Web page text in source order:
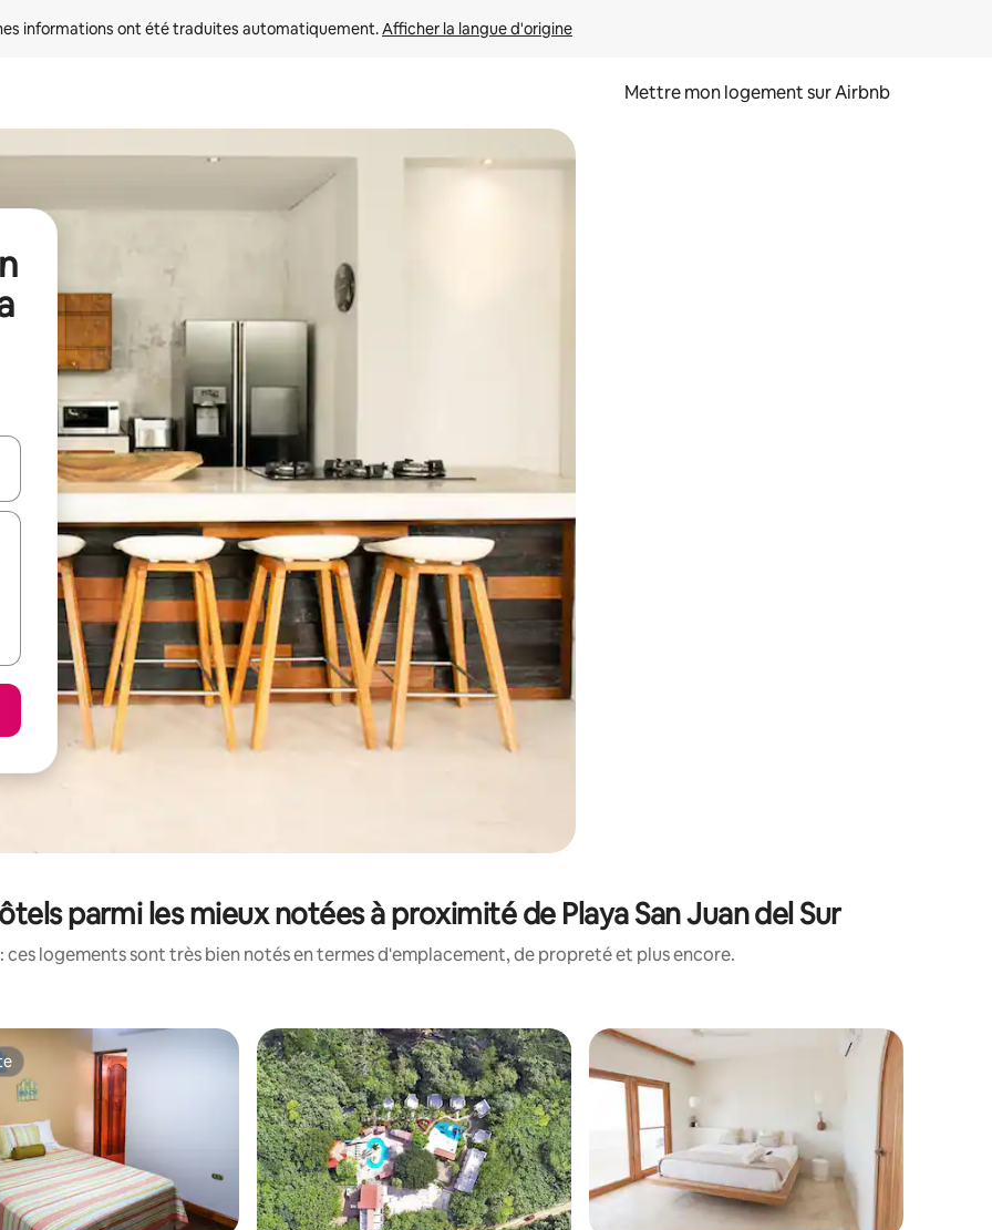
informations ont été traduites automatiquement. Afficher la langue d'origine
Mettre mon logement sur Airbnb
le haut et vers le bas pour les parcourir ou en appuyant et en faisant glisser.
parmi les mieux notées à proximité de Playa San Juan del Sur
ces logements sont très bien notés en termes d'emplacement, de propreté et plus encore.